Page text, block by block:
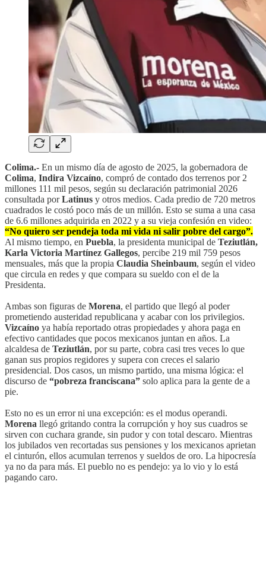
Colima.- En un mismo día de agosto de 2025, la gobernadora de
Colima, Indira Vizcaíno, compró de contado dos terrenos por 2
millones 111 mil pesos, según su declaración patrimonial 2026
consultada porLatinus y otros medios. Cada predio de 720 metros
cuadrados le costó poco más de un millón. Esto se suma a una casa
de 6.6 millones adquirida en 2022 y a su vieja confesión en video:
“No quiero ser pendeja toda mi vida ni salir pobre del cargo”.
Al mismo tiempo, en Puebla, la presidenta municipal de Teziutlán,
Karla Victoria Martínez Gallegos, percibe 219 mil 759 pesos
mensuales, más que la propia Claudia Sheinbaum, según el video
que circula en redes y que compara su sueldo con el de la
Presidenta.
Ambas son figuras de Morena, el partido que llegó al poder
prometiendo austeridad republicana y acabar con los privilegios.
Vizcaíno ya había reportado otras propiedades y ahora paga en
efectivo cantidades que pocos mexicanos juntan en años. La
alcaldesa de Teziutlán, por su parte, cobra casi tres veces lo que
ganan sus propios regidores y supera con creces el salario
presidencial. Dos casos, un mismo partido, una misma lógica: el
discurso de “pobreza franciscana” solo aplica para la gente de a
pie.
Esto no es un error ni una excepción: es el modus operandi.
Morena llegó gritando contra la corrupción y hoy sus cuadros se
sirven con cuchara grande, sin pudor y con total descaro. Mientras
los jubilados ven recortadas sus pensiones y los mexicanos aprietan
el cinturón, ellos acumulan terrenos y sueldos de oro. La hipocresía
ya no da para más. El pueblo no es pendejo: ya lo vio y lo está
pagando caro.